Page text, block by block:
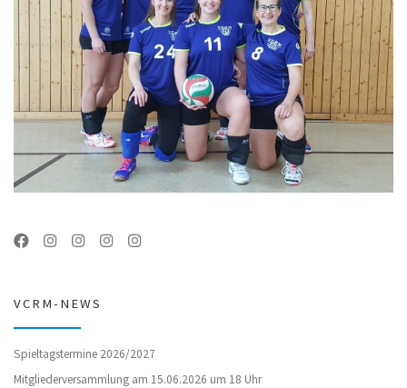
VCRM-NEWS
Spieltagstermine 2026/2027
Mitgliederversammlung am 15.06.2026 um 18 Uhr